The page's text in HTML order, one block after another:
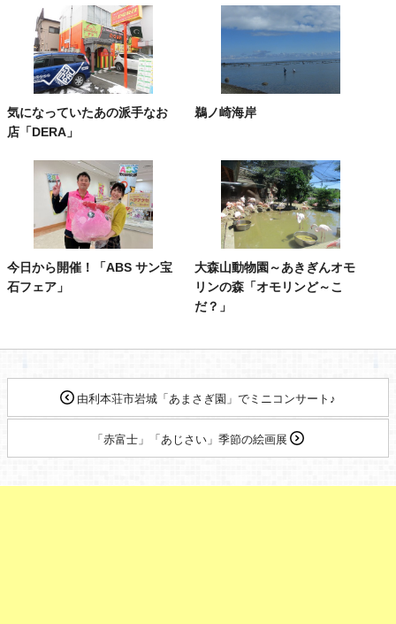
気になっていたあの派手なお
店「DERA」
鵜ノ崎海岸
今日から開催！「ABS サン宝
石フェア」
大森山動物園～あきぎんオモ
リンの森「オモリンど～こ
だ？」
由利本荘市岩城「あまさぎ園」でミニコンサート♪
「赤富士」「あじさい」季節の絵画展